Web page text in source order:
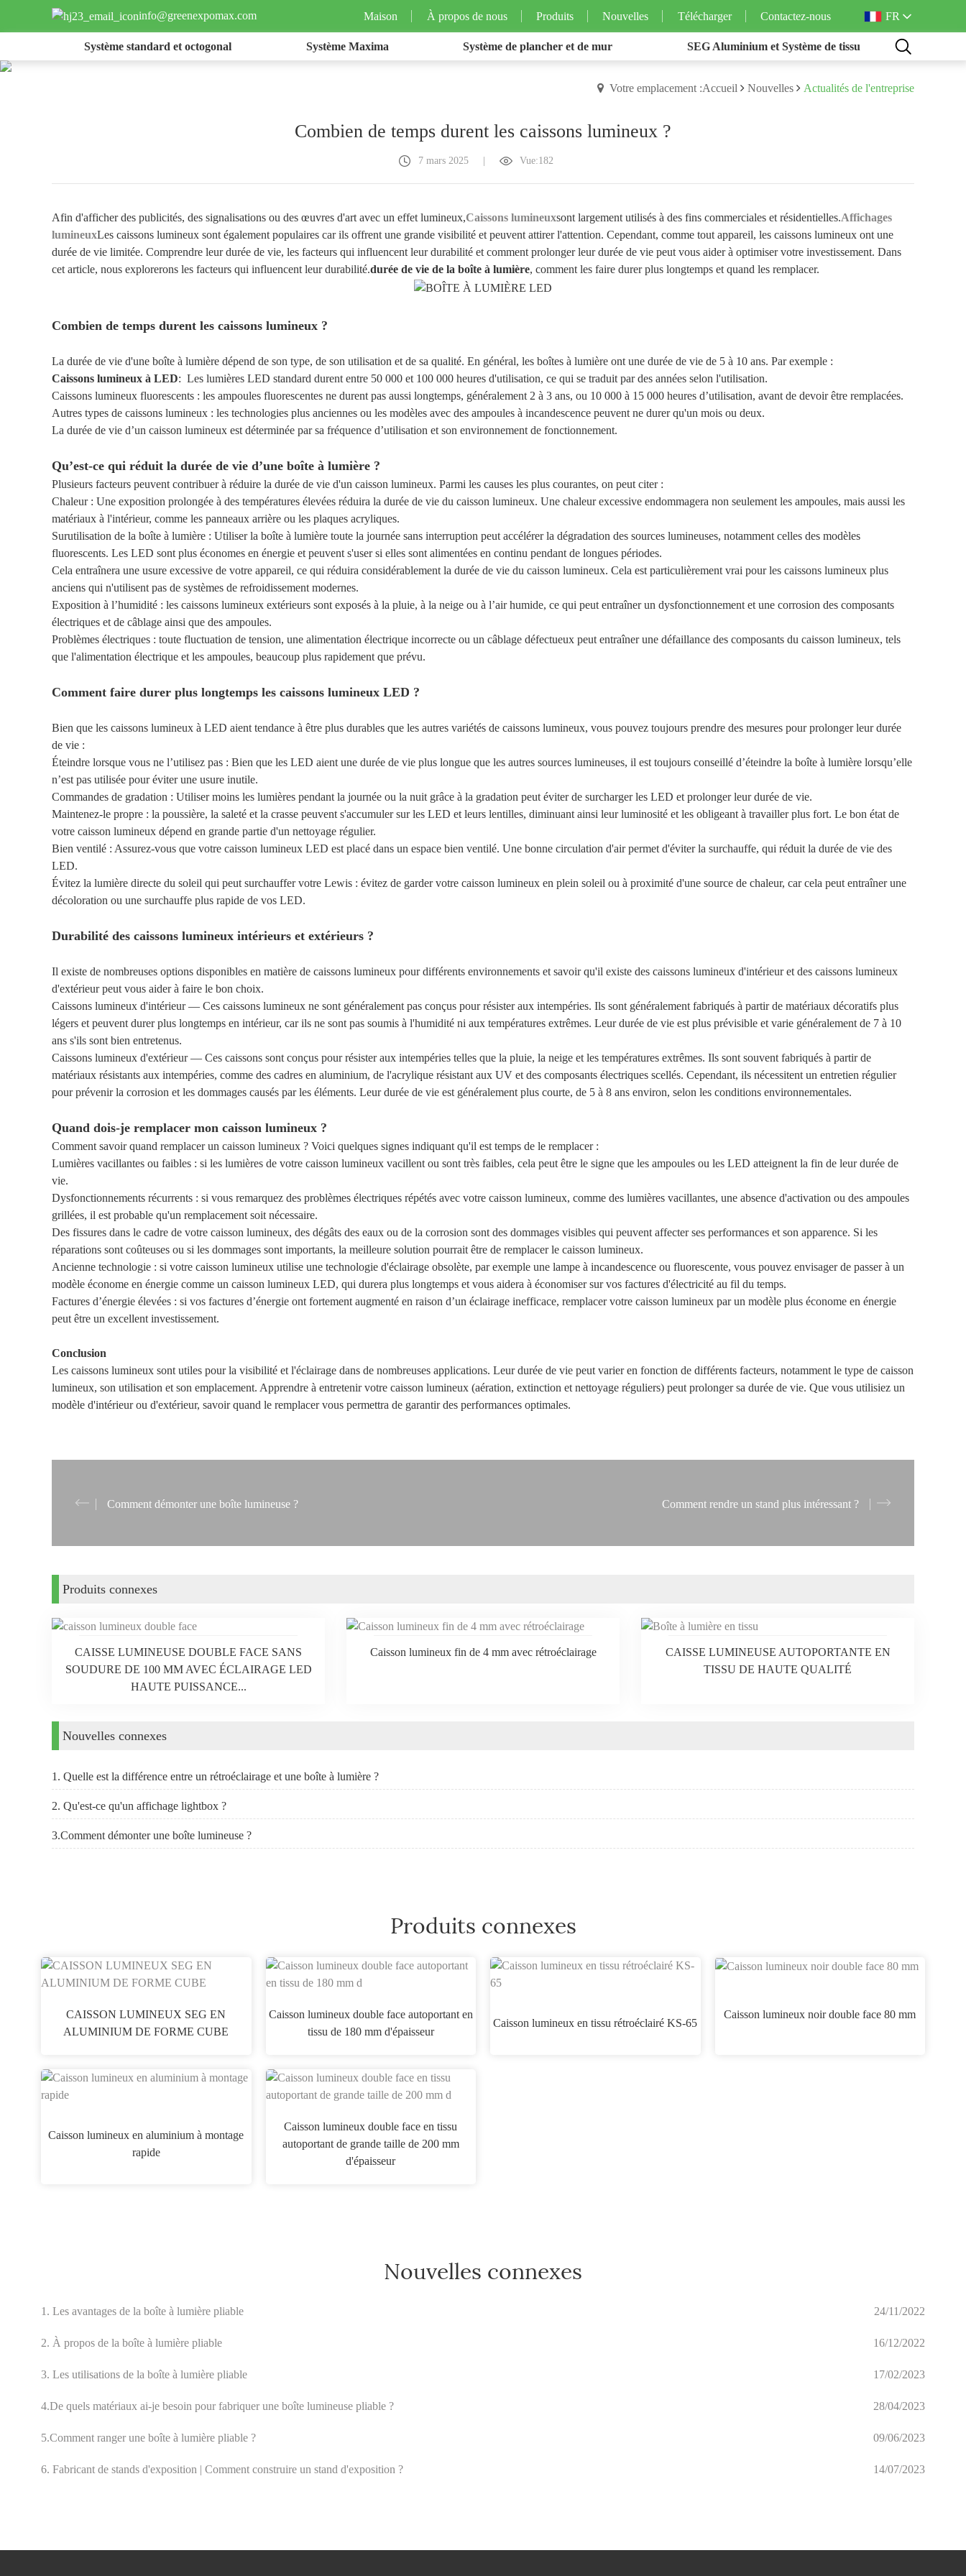
info@greenexpomax.com Maison À propos de nous Produits Nouvelles Télécharger Contactez-nous FR
Système standard et octogonal Système Maxima Système de plancher et de mur SEG Aluminium et Système de tissu
Votre emplacement :Accueil Nouvelles Actualités de l'entreprise
Combien de temps durent les caissons lumineux ?
7 mars 2025 Vue:182
Afin d'afficher des publicités, des signalisations ou des œuvres d'art avec un effet lumineux,Caissons lumineuxsont largement utilisés à des fins commerciales et résidentielles.Affichages
lumineuxLes caissons lumineux sont également populaires car ils offrent une grande visibilité et peuvent attirer l'attention. Cependant, comme tout appareil, les caissons lumineux ont une
durée de vie limitée. Comprendre leur durée de vie, les facteurs qui influencent leur durabilité et comment prolonger leur durée de vie peut vous aider à optimiser votre investissement. Dans
cet article, nous explorerons les facteurs qui influencent leur durabilité.durée de vie de la boîte à lumière, comment les faire durer plus longtemps et quand les remplacer.
Combien de temps durent les caissons lumineux ?
La durée de vie d'une boîte à lumière dépend de son type, de son utilisation et de sa qualité. En général, les boîtes à lumière ont une durée de vie de 5 à 10 ans. Par exemple :
Caissons lumineux à LED: Les lumières LED standard durent entre 50 000 et 100 000 heures d'utilisation, ce qui se traduit par des années selon l'utilisation.
Caissons lumineux fluorescents : les ampoules fluorescentes ne durent pas aussi longtemps, généralement 2 à 3 ans, ou 10 000 à 15 000 heures d’utilisation, avant de devoir être remplacées.
Autres types de caissons lumineux : les technologies plus anciennes ou les modèles avec des ampoules à incandescence peuvent ne durer qu'un mois ou deux.
La durée de vie d’un caisson lumineux est déterminée par sa fréquence d’utilisation et son environnement de fonctionnement.
Qu’est-ce qui réduit la durée de vie d’une boîte à lumière ?
Plusieurs facteurs peuvent contribuer à réduire la durée de vie d'un caisson lumineux. Parmi les causes les plus courantes, on peut citer :
Chaleur : Une exposition prolongée à des températures élevées réduira la durée de vie du caisson lumineux. Une chaleur excessive endommagera non seulement les ampoules, mais aussi les
matériaux à l'intérieur, comme les panneaux arrière ou les plaques acryliques.
Surutilisation de la boîte à lumière : Utiliser la boîte à lumière toute la journée sans interruption peut accélérer la dégradation des sources lumineuses, notamment celles des modèles
fluorescents. Les LED sont plus économes en énergie et peuvent s'user si elles sont alimentées en continu pendant de longues périodes.
Cela entraînera une usure excessive de votre appareil, ce qui réduira considérablement la durée de vie du caisson lumineux. Cela est particulièrement vrai pour les caissons lumineux plus
anciens qui n'utilisent pas de systèmes de refroidissement modernes.
Exposition à l’humidité : les caissons lumineux extérieurs sont exposés à la pluie, à la neige ou à l’air humide, ce qui peut entraîner un dysfonctionnement et une corrosion des composants
électriques et de câblage ainsi que des ampoules.
Problèmes électriques : toute fluctuation de tension, une alimentation électrique incorrecte ou un câblage défectueux peut entraîner une défaillance des composants du caisson lumineux, tels
que l'alimentation électrique et les ampoules, beaucoup plus rapidement que prévu.
Comment faire durer plus longtemps les caissons lumineux LED ?
Bien que les caissons lumineux à LED aient tendance à être plus durables que les autres variétés de caissons lumineux, vous pouvez toujours prendre des mesures pour prolonger leur durée
de vie :
Éteindre lorsque vous ne l’utilisez pas : Bien que les LED aient une durée de vie plus longue que les autres sources lumineuses, il est toujours conseillé d’éteindre la boîte à lumière lorsqu’elle
n’est pas utilisée pour éviter une usure inutile.
Commandes de gradation : Utiliser moins les lumières pendant la journée ou la nuit grâce à la gradation peut éviter de surcharger les LED et prolonger leur durée de vie.
Maintenez-le propre : la poussière, la saleté et la crasse peuvent s'accumuler sur les LED et leurs lentilles, diminuant ainsi leur luminosité et les obligeant à travailler plus fort. Le bon état de
votre caisson lumineux dépend en grande partie d'un nettoyage régulier.
Bien ventilé : Assurez-vous que votre caisson lumineux LED est placé dans un espace bien ventilé. Une bonne circulation d'air permet d'éviter la surchauffe, qui réduit la durée de vie des
LED.
Évitez la lumière directe du soleil qui peut surchauffer votre Lewis : évitez de garder votre caisson lumineux en plein soleil ou à proximité d'une source de chaleur, car cela peut entraîner une
décoloration ou une surchauffe plus rapide de vos LED.
Durabilité des caissons lumineux intérieurs et extérieurs ?
Il existe de nombreuses options disponibles en matière de caissons lumineux pour différents environnements et savoir qu'il existe des caissons lumineux d'intérieur et des caissons lumineux
d'extérieur peut vous aider à faire le bon choix.
Caissons lumineux d'intérieur — Ces caissons lumineux ne sont généralement pas conçus pour résister aux intempéries. Ils sont généralement fabriqués à partir de matériaux décoratifs plus
légers et peuvent durer plus longtemps en intérieur, car ils ne sont pas soumis à l'humidité ni aux températures extrêmes. Leur durée de vie est plus prévisible et varie généralement de 7 à 10
ans s'ils sont bien entretenus.
Caissons lumineux d'extérieur — Ces caissons sont conçus pour résister aux intempéries telles que la pluie, la neige et les températures extrêmes. Ils sont souvent fabriqués à partir de
matériaux résistants aux intempéries, comme des cadres en aluminium, de l'acrylique résistant aux UV et des composants électriques scellés. Cependant, ils nécessitent un entretien régulier
pour prévenir la corrosion et les dommages causés par les éléments. Leur durée de vie est généralement plus courte, de 5 à 8 ans environ, selon les conditions environnementales.
Quand dois-je remplacer mon caisson lumineux ?
Comment savoir quand remplacer un caisson lumineux ? Voici quelques signes indiquant qu'il est temps de le remplacer :
Lumières vacillantes ou faibles : si les lumières de votre caisson lumineux vacillent ou sont très faibles, cela peut être le signe que les ampoules ou les LED atteignent la fin de leur durée de
vie.
Dysfonctionnements récurrents : si vous remarquez des problèmes électriques répétés avec votre caisson lumineux, comme des lumières vacillantes, une absence d'activation ou des ampoules
grillées, il est probable qu'un remplacement soit nécessaire.
Des fissures dans le cadre de votre caisson lumineux, des dégâts des eaux ou de la corrosion sont des dommages visibles qui peuvent affecter ses performances et son apparence. Si les
réparations sont coûteuses ou si les dommages sont importants, la meilleure solution pourrait être de remplacer le caisson lumineux.
Ancienne technologie : si votre caisson lumineux utilise une technologie d'éclairage obsolète, par exemple une lampe à incandescence ou fluorescente, vous pouvez envisager de passer à un
modèle économe en énergie comme un caisson lumineux LED, qui durera plus longtemps et vous aidera à économiser sur vos factures d'électricité au fil du temps.
Factures d’énergie élevées : si vos factures d’énergie ont fortement augmenté en raison d’un éclairage inefficace, remplacer votre caisson lumineux par un modèle plus économe en énergie
peut être un excellent investissement.
Conclusion
Les caissons lumineux sont utiles pour la visibilité et l'éclairage dans de nombreuses applications. Leur durée de vie peut varier en fonction de différents facteurs, notamment le type de caisson
lumineux, son utilisation et son emplacement. Apprendre à entretenir votre caisson lumineux (aération, extinction et nettoyage réguliers) peut prolonger sa durée de vie. Que vous utilisiez un
modèle d'intérieur ou d'extérieur, savoir quand le remplacer vous permettra de garantir des performances optimales.
Comment démonter une boîte lumineuse ? Comment rendre un stand plus intéressant ?
Produits connexes
CAISSE LUMINEUSE DOUBLE FACE SANS
SOUDURE DE 100 MM AVEC ÉCLAIRAGE LED
HAUTE PUISSANCE...
Caisson lumineux fin de 4 mm avec rétroéclairage
CAISSE LUMINEUSE AUTOPORTANTE EN
TISSU DE HAUTE QUALITÉ
Nouvelles connexes
1. Quelle est la différence entre un rétroéclairage et une boîte à lumière ?
2. Qu'est-ce qu'un affichage lightbox ?
3.Comment démonter une boîte lumineuse ?
Produits connexes
CAISSON LUMINEUX SEG EN
ALUMINIUM DE FORME CUBE
Caisson lumineux double face autoportant en
tissu de 180 mm d'épaisseur
Caisson lumineux en tissu rétroéclairé KS-65
Caisson lumineux noir double face 80 mm
Caisson lumineux en aluminium à montage
rapide
Caisson lumineux double face en tissu
autoportant de grande taille de 200 mm
d'épaisseur
Nouvelles connexes
1. Les avantages de la boîte à lumière pliable 24/11/2022
2. À propos de la boîte à lumière pliable 16/12/2022
3. Les utilisations de la boîte à lumière pliable 17/02/2023
4.De quels matériaux ai-je besoin pour fabriquer une boîte lumineuse pliable ? 28/04/2023
5.Comment ranger une boîte à lumière pliable ? 09/06/2023
6. Fabricant de stands d'exposition | Comment construire un stand d'exposition ? 14/07/2023